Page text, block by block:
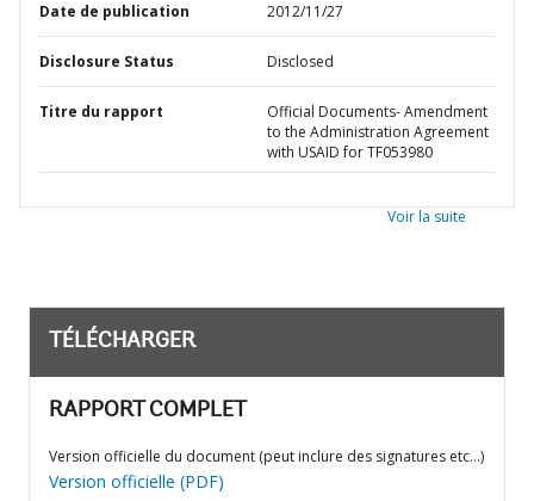
Date de publication 2012/11/27
Disclosure Status Disclosed
Titre du rapport
Official Documents- Amendment
to the Administration Agreement
with USAID for TF053980
Voir la suite
TÉLÉCHARGER
RAPPORT COMPLET
Version officielle du document (peut inclure des signatures etc…)
Version officielle (PDF)